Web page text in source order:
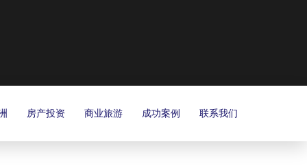
房产投资 商业旅游 成功案例 联系我们